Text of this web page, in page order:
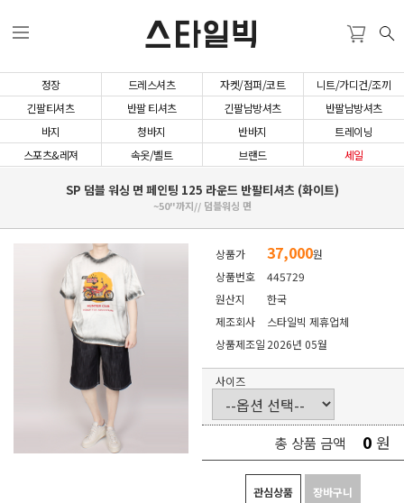
스타일빅
정장 드레스셔츠 자켓/점퍼/코트
니트/가디건/조끼
긴팔티셔츠
반팔 티셔츠 긴팔남방셔츠
반팔남방셔츠
바지
청바지 반바지
트레이닝
스포츠&레져
속옷/벨트 브랜드 세일
SP 덤블 워싱 면 페인팅 125 라운드 반팔티셔츠 (화이트)
~50"까지// 덤블워싱 면
상품가 37,000원
상품번호
445729
원산지
한국
제조회사
스타일빅 제휴업체
상품제조일 2026년 05월
사이즈
총 상품 금액 0 원
관심상품 장바구니